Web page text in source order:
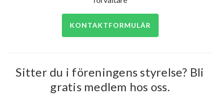
KONTAKTFORMULÄR
Sitter du i föreningens styrelse? Bli
gratis medlem hos oss.